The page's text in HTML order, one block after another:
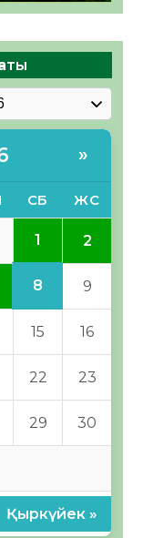
»
СБ ЖС
1 2
8 9
15 16
22 23
29 30
Қыркүйек »